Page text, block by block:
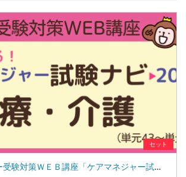
セット
🎥ケアマネジャー受験対策ＷＥＢ講座「ケアマネジャー試験ナビ２０２６」医療・介護